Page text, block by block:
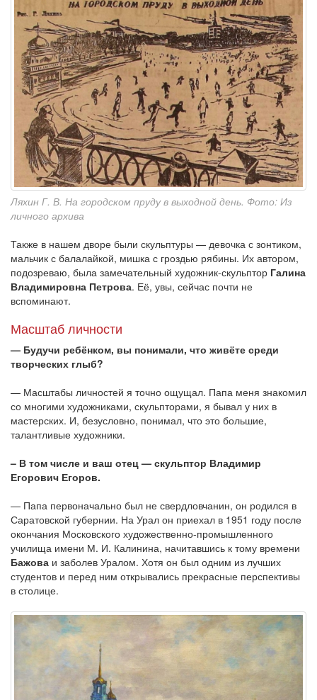
Ляхин Г. В. На городском пруду в выходной день. Фото: Из
личного архива
Также в нашем дворе были скульптуры — девочка с зонтиком,
мальчик с балалайкой, мишка с гроздью рябины. Их автором,
подозреваю, была замечательный художник-скульптор Галина
Владимировна Петрова. Её, увы, сейчас почти не
вспоминают.
Масштаб личности
— Будучи ребёнком, вы понимали, что живёте среди
творческих глыб?
— Масштабы личностей я точно ощущал. Папа меня знакомил
со многими художниками, скульпторами, я бывал у них в
мастерских. И, безусловно, понимал, что это большие,
талантливые художники.
– В том числе и ваш отец — скульптор Владимир
Егорович Егоров.
— Папа первоначально был не свердловчанин, он родился в
Саратовской губернии. На Урал он приехал в 1951 году после
окончания Московского художественно-промышленного
училища имени М. И. Калинина, начитавшись к тому времени
Бажова и заболев Уралом. Хотя он был одним из лучших
студентов и перед ним открывались прекрасные перспективы
в столице.